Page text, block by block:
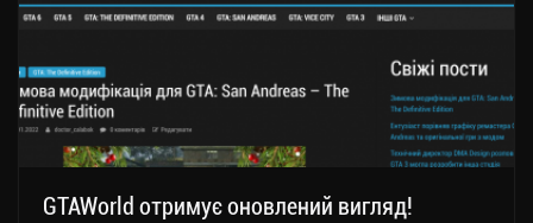
GTAWorld отримує оновлений вигляд!